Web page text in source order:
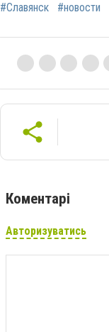
#Славянск #новости
Коментарі
Авторизуватись